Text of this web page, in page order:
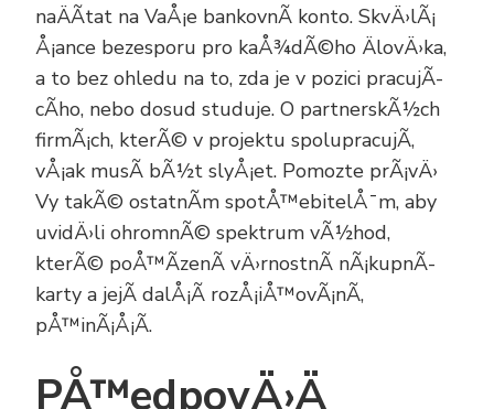
naÄÃ­tat na VaÅ¡e bankovnÃ­ konto. SkvÄ›lÃ¡
Å¡ance bezesporu pro kaÅ¾dÃ©ho ÄlovÄ›ka,
a to bez ohledu na to, zda je v pozici pracujÃ­
cÃ­ho, nebo dosud studuje. O partnerskÃ½ch
firmÃ¡ch, kterÃ© v projektu spolupracujÃ­,
vÅ¡ak musÃ­ bÃ½t slyÅ¡et. Pomozte prÃ¡vÄ›
Vy takÃ© ostatnÃ­m spotÅ™ebitelÅ¯m, aby
uvidÄ›li ohromnÃ© spektrum vÃ½hod,
kterÃ© poÅ™Ã­zenÃ­ vÄ›rnostnÃ­ nÃ¡kupnÃ­
karty a jejÃ­ dalÅ¡Ã­ rozÅ¡iÅ™ovÃ¡nÃ­,
pÅ™inÃ¡Å¡Ã­.
PÅ™edpovÄ›Ä